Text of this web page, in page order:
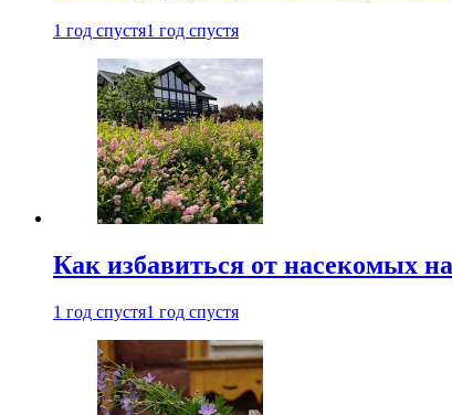
1 год спустя1 год спустя
Как избавиться от насекомых
1 год спустя1 год спустя